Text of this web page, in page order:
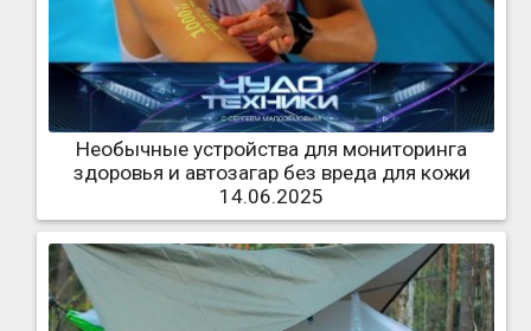
Необычные устройства для мониторинга
здоровья и автозагар без вреда для кожи
14.06.2025